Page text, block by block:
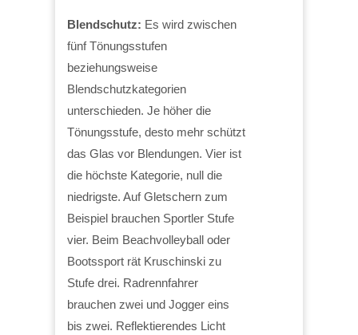
Blendschutz: Es wird zwischen
fünf Tönungsstufen
beziehungsweise
Blendschutzkategorien
unterschieden. Je höher die
Tönungsstufe, desto mehr schützt
das Glas vor Blendungen. Vier ist
die höchste Kategorie, null die
niedrigste. Auf Gletschern zum
Beispiel brauchen Sportler Stufe
vier. Beim Beachvolleyball oder
Bootssport rät Kruschinski zu
Stufe drei. Radrennfahrer
brauchen zwei und Jogger eins
bis zwei. Reflektierendes Licht